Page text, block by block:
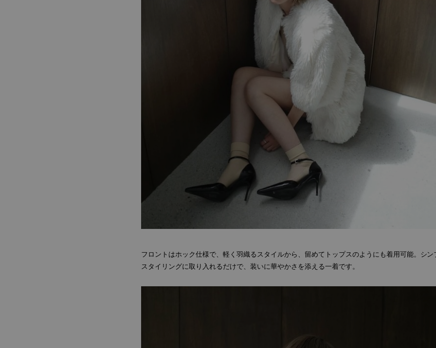
フロントはホック仕様で、軽く羽織るスタイルから、留めてトップスのようにも着用可能。シン
スタイリングに取り入れるだけで、装いに華やかさを添える一着です。